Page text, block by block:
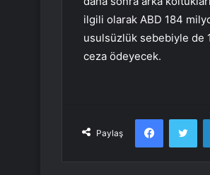
ilgili olarak ABD 184
usulsüzlük sebebiyle de
ceza ödeyecek.
Paylaş
Facebook